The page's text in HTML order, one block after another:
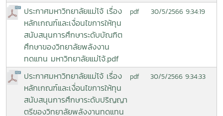
ประกาศมหาวิทยาลัยแม่โจ้ เรื่อง
หลักเกณฑ์และเงื่อนไขการให้ทุน
สนับสนุนการศึกษาระดับบัณฑิต
ศึกษาของวิทยาลัยพลังงาน
ทดแทน มหาวิทยาลัยแม่โจ้.pdf
pdf 30/5/2566 9:34:19
ประกาศมหาวิทยาลัยแม่โจ้ เรื่อง
หลักเกณฑ์และเงื่อนไขการให้ทุน
สนับสนุนการศึกษาระดับปริญญา
ตรีของวิทยาลัยพลังงานทดแทน
pdf 30/5/2566 9:34:33